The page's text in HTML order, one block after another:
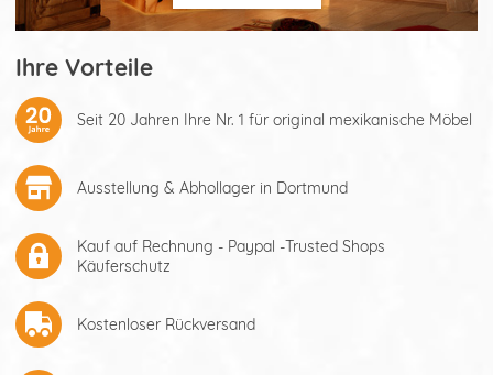
Ihre Vorteile
Seit 20 Jahren Ihre Nr. 1 für original mexikanische Möbel
Ausstellung & Abhollager in Dortmund
Kauf auf Rechnung - Paypal -Trusted Shops
Käuferschutz
Kostenloser Rückversand